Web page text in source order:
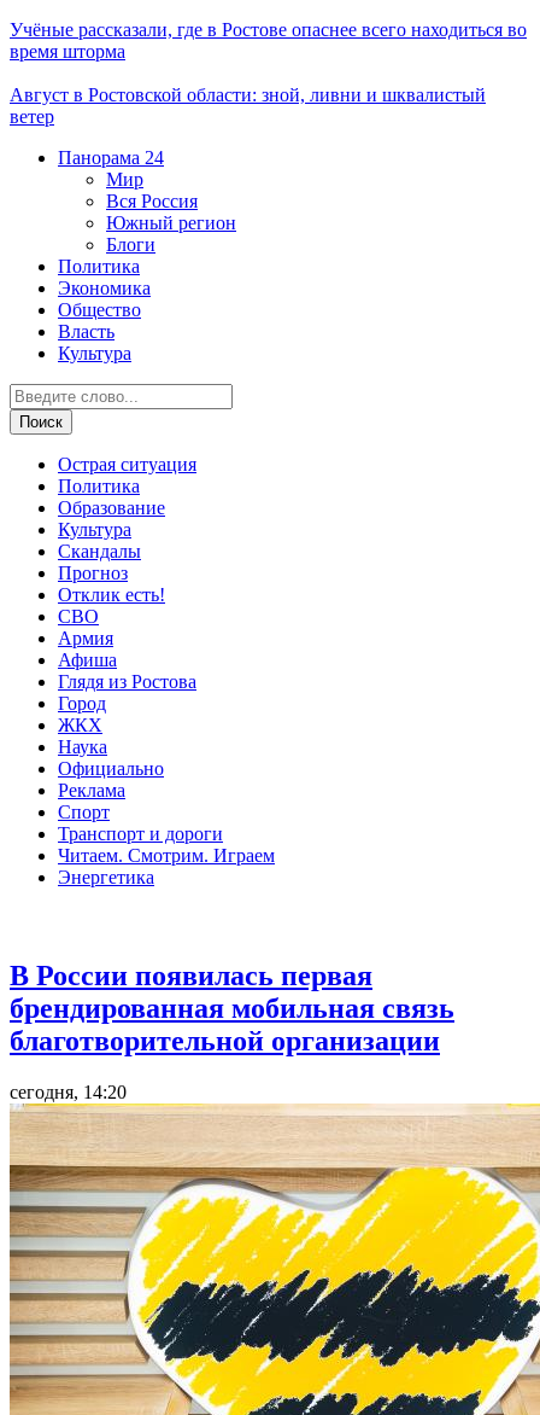
Учёные рассказали, где в Ростове опаснее всего находиться во
время шторма
Август в Ростовской области: зной, ливни и шквалистый
ветер
Панорама 24
Мир
Вся Россия
Южный регион
Блоги
Политика
Экономика
Общество
Власть
Культура
Острая ситуация
Политика
Образование
Культура
Скандалы
Прогноз
Отклик есть!
СВО
Армия
Афиша
Глядя из Ростова
Город
ЖКХ
Наука
Официально
Реклама
Спорт
Транспорт и дороги
Читаем. Смотрим. Играем
Энергетика
В России появилась первая
брендированная мобильная связь
благотворительной организации
сегодня, 14:20